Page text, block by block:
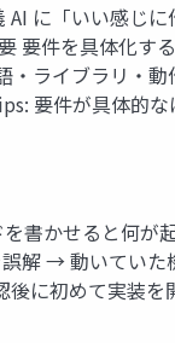
に「いい感じ
要件を具体化す
・ライブラリ・
要件が具体的
書かせると何
解 → 動いてい
に初めて実装